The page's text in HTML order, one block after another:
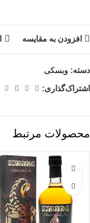
افزودن به مقایسه
دسته: ویسکی
اشتراک‌گذاری:
محصولات مرتبط